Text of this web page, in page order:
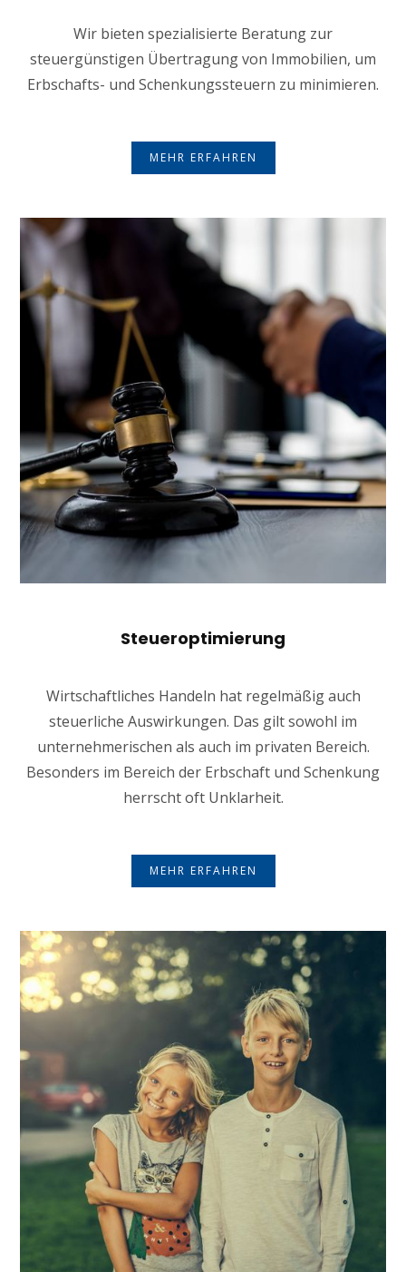
Wir bieten spezialisierte Beratung zur
steuergünstigen Übertragung von Immobilien, um
Erbschafts- und Schenkungssteuern zu minimieren.
MEHR ERFAHREN
Steueroptimierung
Wirtschaftliches Handeln hat regelmäßig auch
steuerliche Auswirkungen. Das gilt sowohl im
unternehmerischen als auch im privaten Bereich.
Besonders im Bereich der Erbschaft und Schenkung
herrscht oft Unklarheit.
MEHR ERFAHREN